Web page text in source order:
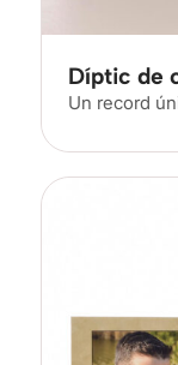
Díptic de
Un record